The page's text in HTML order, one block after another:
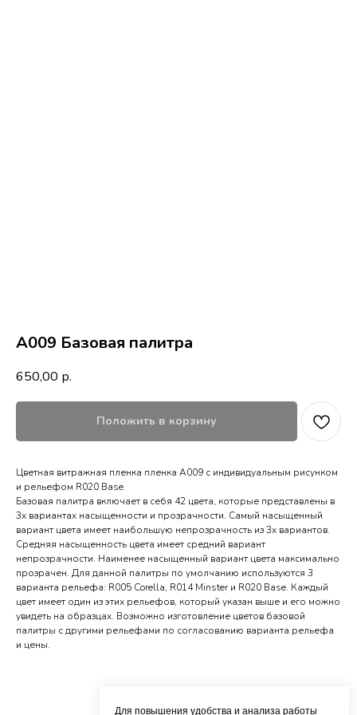
A009 Базовая палитра
650,00 р.
Положить в корзину
Цветная витражная пленка пленка A009 с индивидуальным рисунком
и рельефом R020 Base.
Базовая палитра включает в себя 42 цвета, которые представлены в
3х вариантах насыщенности и прозрачности. Самый насыщенный
вариант цвета имеет наибольшую непрозрачность из 3х вариантов.
Средняя насыщенность цвета имеет средний вариант
непрозрачности. Наименее насыщенный вариант цвета максимально
прозрачен. Для данной палитры по умолчанию используются 3
варианта рельефа: R005 Corella, R014 Minster и R020 Base. Каждый
цвет имеет один из этих рельефов, который указан выше и его можно
увидеть на образцах. Возможно изготовление цветов базовой
палитры с другими рельефами по согласованию варианта рельефа
и цены.
Для повышения удобства и анализа работы